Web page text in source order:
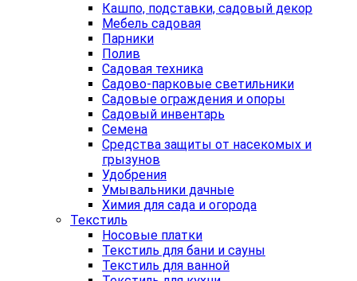
Кашпо, подставки, садовый декор
Мебель садовая
Парники
Полив
Садовая техника
Садово-парковые светильники
Садовые ограждения и опоры
Садовый инвентарь
Семена
Средства защиты от насекомых и
грызунов
Удобрения
Умывальники дачные
Химия для сада и огорода
Текстиль
Носовые платки
Текстиль для бани и сауны
Текстиль для ванной